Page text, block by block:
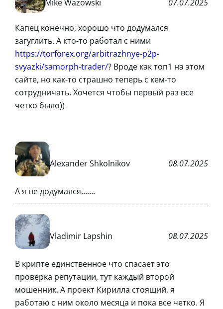
Mike Wazowski 07.07.2025
Капец конечно, хорошо что додумался
загуглить. А кто-то работал с ними
https://torforex.org/arbitrazhnye-p2p-
svyazki/samorph-trader/? Вроде как топ1 на этом
сайте, но как-то страшно теперь с кем-то
сотрудничать. Хочется чтобы первый раз все
четко было))
Alexander Shkolnikov 08.07.2025
А я не додумался…….
Vladimir Lapshin 08.07.2025
В крипте единственное что спасает это
проверка репутации, тут каждый второй
мошенник. А проект Кирилла стоящий, я
работаю с ним около месяца и пока все четко. Я